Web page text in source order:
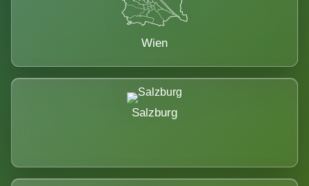
Wien
Salzburg